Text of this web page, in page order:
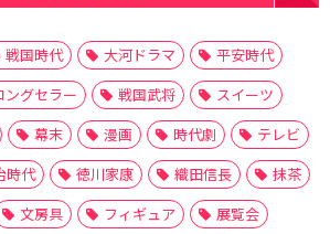
戦国時代 大河ドラマ
平安時代
ングセラー 戦国武将
スイーツ
幕末 漫画 時代劇
テレビ
時代 徳川家康 織田信長
抹茶
文房具 フィギュア
展覧会